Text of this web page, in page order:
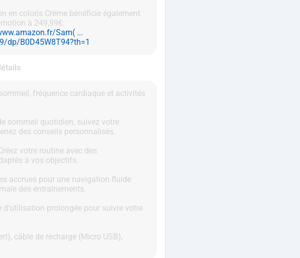
en coloris Crème bénéficie également
Sam( ...
dp/B0D45W8T94?th=1
fréquence cardiaque et activités
sommeil quotidien, suivez votre
des conseils personnalisés.
votre routine avec des
à vos objectifs.
accrues pour une navigation fluide
des entraînements.
prolongée pour suivre votre
câble de recharge (Micro USB),